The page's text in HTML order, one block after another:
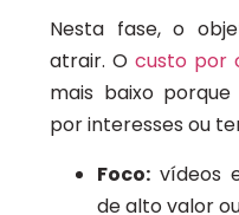
Nesta fase, o
atrair. O custo por
mais baixo
por interesses ou
Foco: vídeos
de alto valor